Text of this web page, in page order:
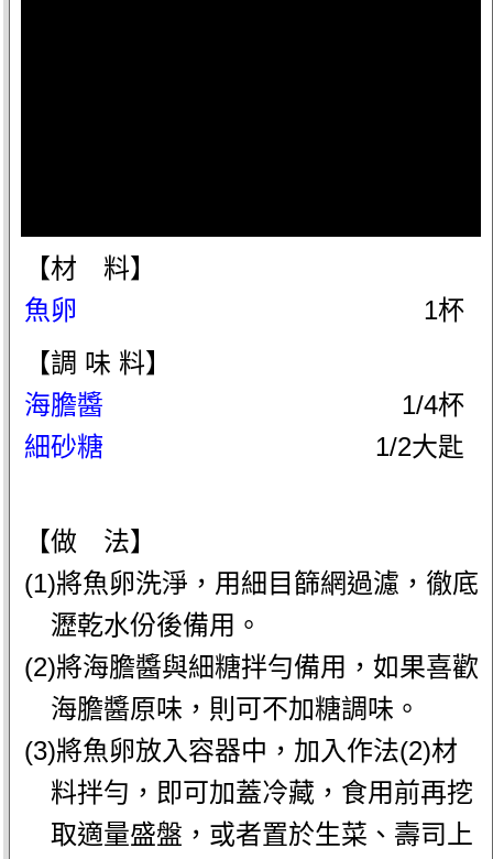
【材 料】
魚卵
1杯
【調 味 料】
海膽醬
1/4杯
細砂糖
1/2大匙
【做 法】
(1)將魚卵洗淨，用細目篩網過濾，徹底
瀝乾水份後備用。
(2)將海膽醬與細糖拌勻備用，如果喜歡
海膽醬原味，則可不加糖調味。
(3)將魚卵放入容器中，加入作法(2)材
料拌勻，即可加蓋冷藏，食用前再挖
取適量盛盤，或者置於生菜、壽司上